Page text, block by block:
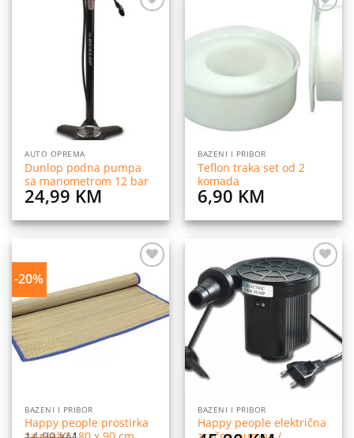
AUTO OPREMA
Dunlop podna pumpa
sa manometrom 12 bar
24,99 KM
Dodaj
BAZENI I PRIBOR
Teflon traka set od 2
komada
6,90 KM
-20%
Dodaj
na
listu
želja
BAZENI I PRIBOR
Happy people prostirka
Dodaj
na
želja
BAZENI I PRIBOR
Happy people električna